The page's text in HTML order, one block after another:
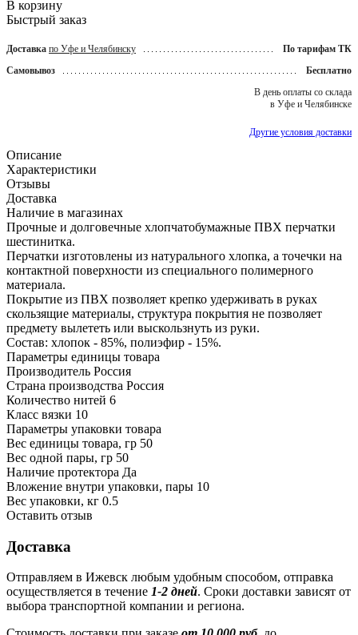
В корзину
Быстрый заказ
Доставка по Уфе и Челябинску
По тарифам ТК
Самовывоз
Бесплатно
В день оплаты со склада
в Уфе и Челябинске
Другие условия доставки
Описание
Характеристики
Отзывы
Доставка
Наличие в магазинах
Прочные и долговечные хлопчатобумажные ПВХ перчатки
шестинитка.
Перчатки изготовлены из натурального хлопка, а точечки на
контактной поверхности из специального полимерного
материала.
Покрытие из ПВХ позволяет крепко удерживать в руках
скользящие материалы, структура покрытия не позволяет
предмету вылететь или выскользнуть из руки.
Состав: хлопок - 85%, полиэфир - 15%.
Параметры единицы товара
Производитель Россия
Страна производства Россия
Количество нитей 6
Класс вязки 10
Параметры упаковки товара
Вес единицы товара, гр 50
Вес одной пары, гр 50
Наличие протектора Да
Вложение внутри упаковки, пары 10
Вес упаковки, кг 0.5
Оставить отзыв
Доставка
Отправляем в Ижевск любым удобным способом, отправка
осуществляется в течение 1-2 дней. Сроки доставки зависят от
выбора транспортной компании и региона.